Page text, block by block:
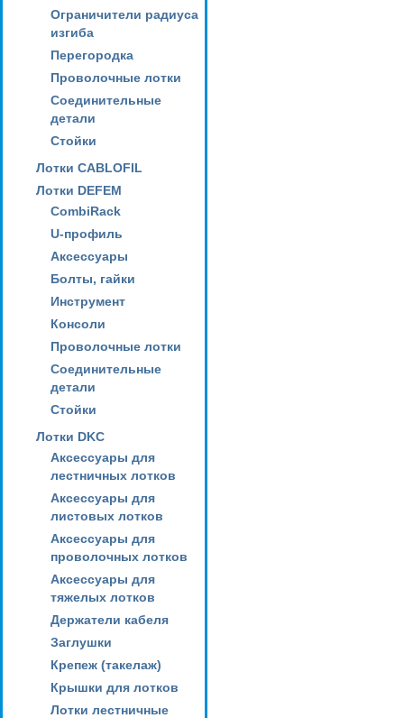
Ограничители радиуса
изгиба
Перегородка
Проволочные лотки
Соединительные
детали
Стойки
Лотки CABLOFIL
Лотки DEFEM
CombiRack
U-профиль
Аксессуары
Болты, гайки
Инструмент
Консоли
Проволочные лотки
Соединительные
детали
Стойки
Лотки DKC
Аксессуары для
лестничных лотков
Аксессуары для
листовых лотков
Аксессуары для
проволочных лотков
Аксессуары для
тяжелых лотков
Держатели кабеля
Заглушки
Крепеж (такелаж)
Крышки для лотков
Лотки лестничные